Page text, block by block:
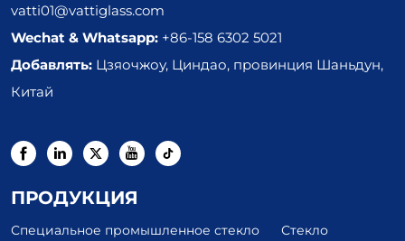
vatti01@vattiglass.com
Wechat & Whatsapp: +86-158 6302 5021
Добавлять: Цзяочжоу, Циндао, провинция Шаньдун,
Китай
ПРОДУКЦИЯ
Специальное промышленное стекло
Стекло